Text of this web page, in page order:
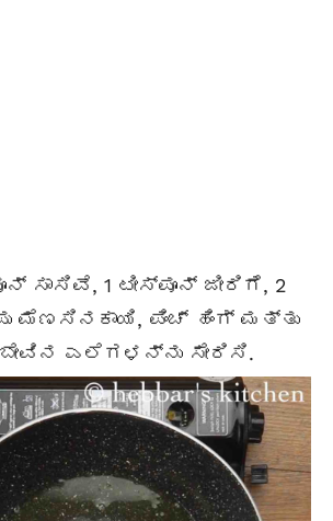
ಸಾಸಿವೆ, 1 ಟೀಸ್ಪೂನ್ ಜೀರಿಗೆ, 2
ಮೆಣಸಿನಕಾಯಿ, ಪಿಂಚ್ ಹಿಂಗ್ ಮತ್ತು
ಎಲೆಗಳನ್ನು ಸೇರಿಸಿ.